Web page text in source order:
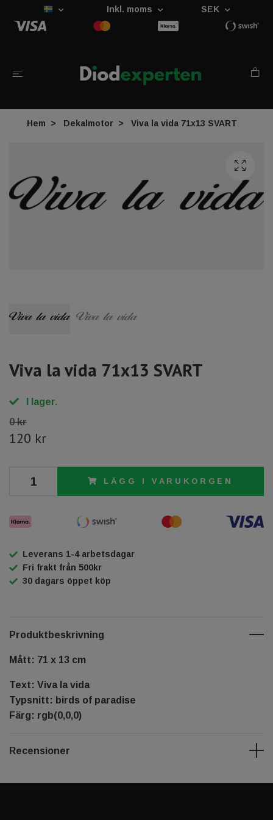
Inkl. moms SEK
Hem Dekalmotor Viva la vida 71x13 SVART
Viva la vida 71x13 SVART
I lager.
0 kr
120 kr
LÄGG I VARUKORGEN
Leverans 1-4 arbetsdagar
Fri frakt från 500kr
30 dagars öppet köp
Produktbeskrivning
Mått: 71 x 13 cm
Text: Viva la vida
Typsnitt: birds of paradise
Färg: rgb(0,0,0)
Recensioner